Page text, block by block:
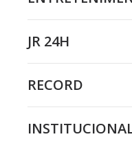
JR 24H
RECORD